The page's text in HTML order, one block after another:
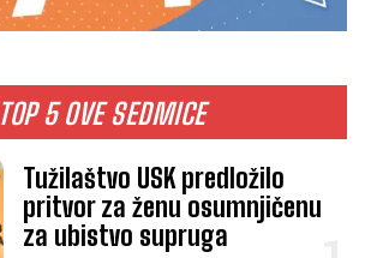
TOP 5 OVE SEDMICE
Tužilaštvo USK predložilo
pritvor za ženu osumnjičenu
za ubistvo supruga